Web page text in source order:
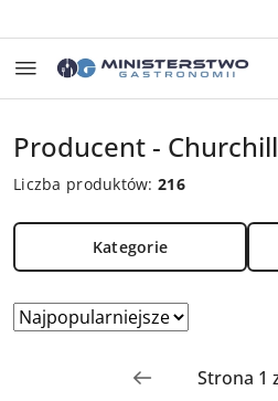
Producent - Churchill
Liczba produktów:216
Kategorie
Zastosowano sortowanie: Najpopularniejsze.
Sortuj
według